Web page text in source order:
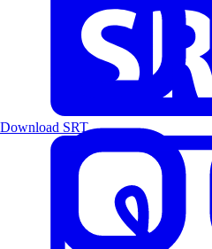
Download SRT